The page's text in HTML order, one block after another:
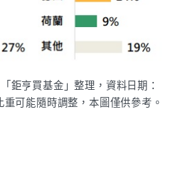
鉅亨買基金」整理，資料日期：
可能隨時調整，本圖僅供參考。